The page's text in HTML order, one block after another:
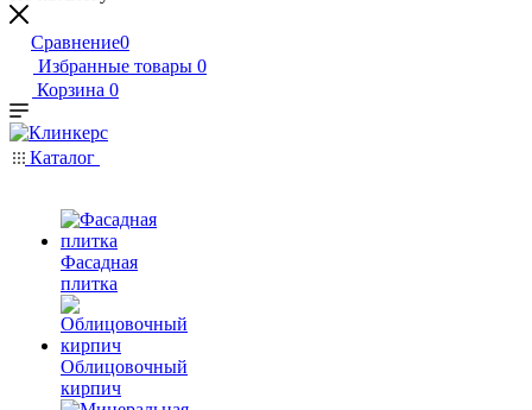
Сравнение0
Избранные товары 0
Корзина 0
Каталог
Фасадная
плитка
Облицовочный
кирпич